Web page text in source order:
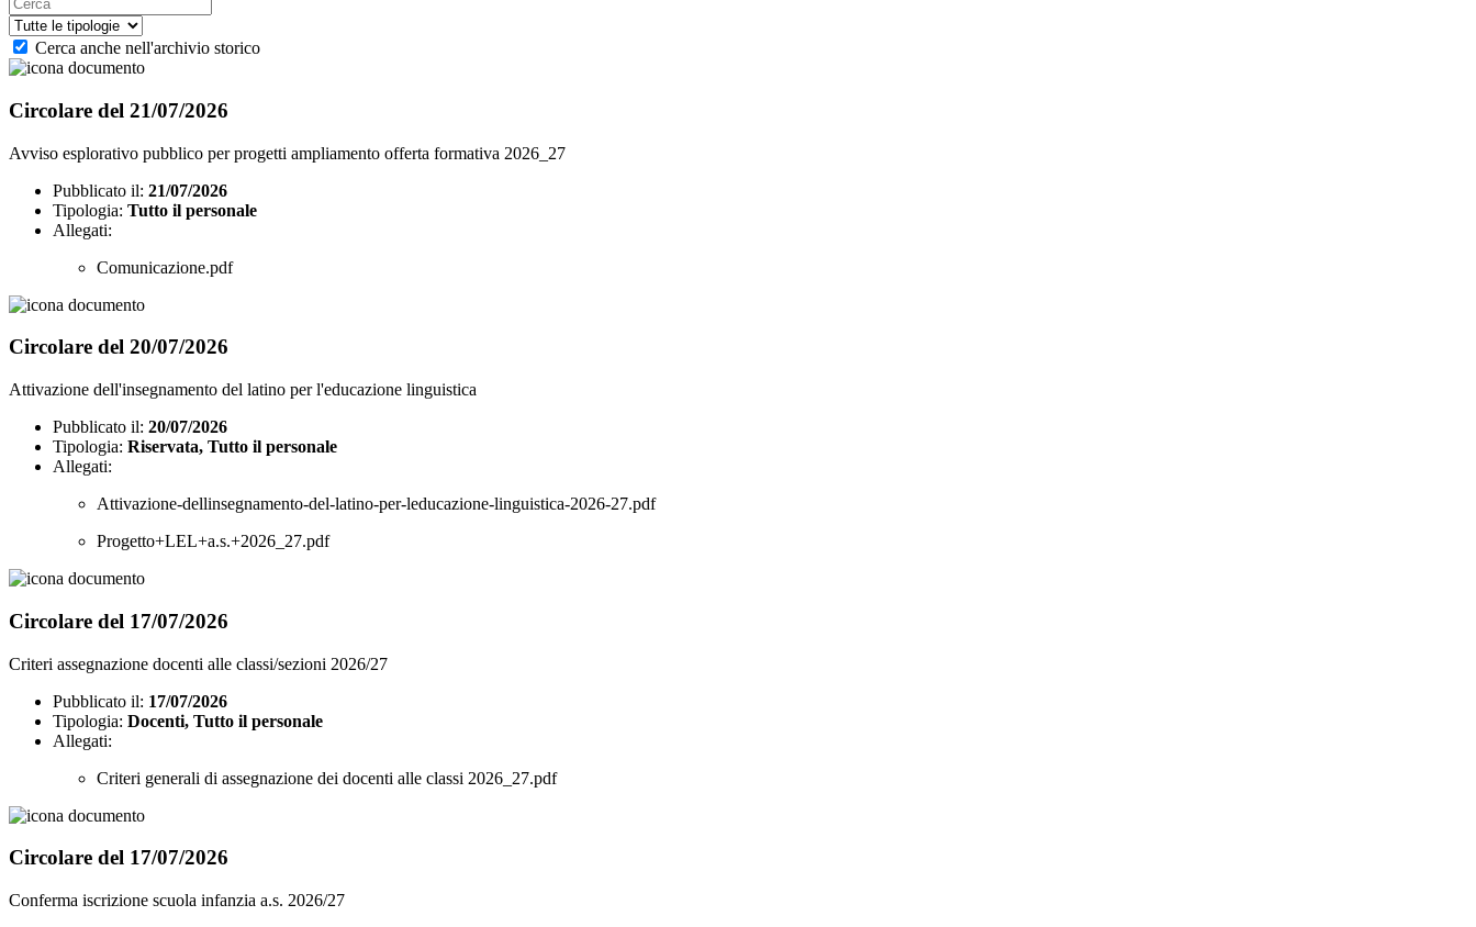
Cerca anche nell'archivio storico
Circolare del 21/07/2026
Avviso esplorativo pubblico per progetti ampliamento offerta formativa 2026_27
Pubblicato il: 21/07/2026
Tipologia: Tutto il personale
Allegati:
Comunicazione.pdf
Circolare del 20/07/2026
Attivazione dell'insegnamento del latino per l'educazione linguistica
Pubblicato il: 20/07/2026
Tipologia: Riservata, Tutto il personale
Allegati:
Attivazione-dellinsegnamento-del-latino-per-leducazione-linguistica-2026-27.pdf
Progetto+LEL+a.s.+2026_27.pdf
Circolare del 17/07/2026
Criteri assegnazione docenti alle classi/sezioni 2026/27
Pubblicato il: 17/07/2026
Tipologia: Docenti, Tutto il personale
Allegati:
Criteri generali di assegnazione dei docenti alle classi 2026_27.pdf
Circolare del 17/07/2026
Conferma iscrizione scuola infanzia a.s. 2026/27